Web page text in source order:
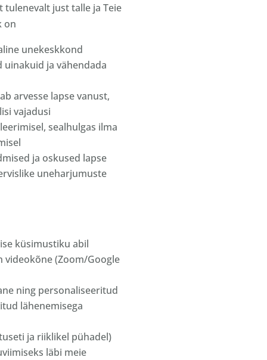
just talle ja Teie
on
unekeskkond
ja vähendada
arvesse lapse vanust,
vajadusi
sealhulgas ilma
ja oskused lapse
uneharjumuste
küsimustiku abil
(Zoom/Google
ning personaliseeritud
lähenemisega
ja riiklikel pühadel)
läbi meie